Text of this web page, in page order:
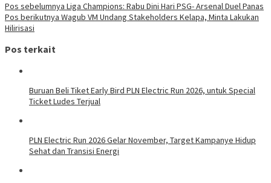
Pos sebelumnya Liga Champions: Rabu Dini Hari PSG- Arsenal Duel Panas
Pos berikutnya Wagub VM Undang Stakeholders Kelapa, Minta Lakukan
Hilirisasi
Pos terkait
Buruan Beli Tiket Early Bird PLN Electric Run 2026, untuk Special
Ticket Ludes Terjual
PLN Electric Run 2026 Gelar November, Target Kampanye Hidup
Sehat dan Transisi Energi